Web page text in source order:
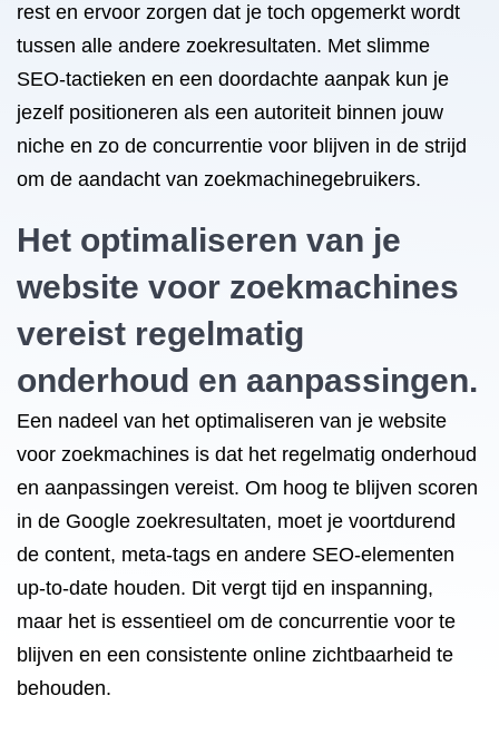
rest en ervoor zorgen dat je toch opgemerkt wordt
tussen alle andere zoekresultaten. Met slimme
SEO-tactieken en een doordachte aanpak kun je
jezelf positioneren als een autoriteit binnen jouw
niche en zo de concurrentie voor blijven in de strijd
om de aandacht van zoekmachinegebruikers.
Het optimaliseren van je
website voor zoekmachines
vereist regelmatig
onderhoud en aanpassingen.
Een nadeel van het optimaliseren van je website
voor zoekmachines is dat het regelmatig onderhoud
en aanpassingen vereist. Om hoog te blijven scoren
in de Google zoekresultaten, moet je voortdurend
de content, meta-tags en andere SEO-elementen
up-to-date houden. Dit vergt tijd en inspanning,
maar het is essentieel om de concurrentie voor te
blijven en een consistente online zichtbaarheid te
behouden.